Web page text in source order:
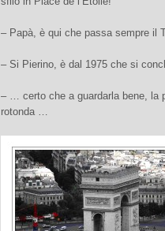
– Papà, è qui che passa sempre il
– Si Pierino, è dal 1975 che si
– … certo che a guardarla bene, la
rotonda …